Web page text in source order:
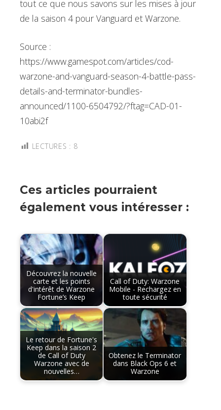
tout ce que nous savons sur les mises à jour
de la saison 4 pour Vanguard et Warzone.
Source :
https://www.gamespot.com/articles/cod-
warzone-and-vanguard-season-4-battle-pass-
details-and-terminator-bundles-
announced/1100-6504792/?ftag=CAD-01-
10abi2f
LECTURES : 8
Ces articles pourraient
également vous intéresser :
Découvrez la nouvelle
carte et les points
d'intérêt de Warzone
Fortune’s Keep
Call of Duty: Warzone
Mobile - Rechargez en
toute sécurité
Le retour de Fortune's
Keep dans la saison 2
de Call of Duty
Warzone avec de
nouvelles…
Obtenez le Terminator
dans Black Ops 6 et
Warzone